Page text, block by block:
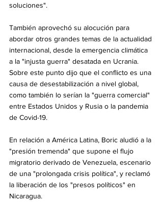
soluciones".
También aprovechó su alocución para
abordar otros grandes temas de la actualidad
internacional, desde la emergencia climática
a la "injusta guerra" desatada en Ucrania.
Sobre este punto dijo que el conflicto es una
causa de desestabilización a nivel global,
como también lo serían la "guerra comercial"
entre Estados Unidos y Rusia o la pandemia
de Covid-19.
En relación a América Latina, Boric aludió a la
"presión tremenda" que supone el flujo
migratorio derivado de Venezuela, escenario
de una "prolongada crisis política", y reclamó
la liberación de los "presos políticos" en
Nicaragua.